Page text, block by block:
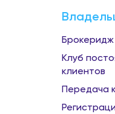
Брокеридж
Клуб
клиентов
Передача